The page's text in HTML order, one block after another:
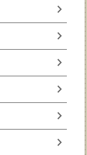
chevron_right
chevron_right
chevron_right
chevron_right
chevron_right
chevron_right